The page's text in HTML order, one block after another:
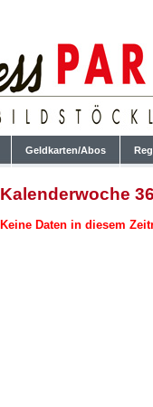
Geldkarten/Abos
Kalenderwoche
Keine Daten in diesem